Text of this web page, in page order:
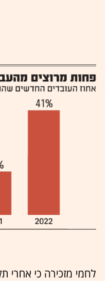
לחמי מזכירה כי אחרי